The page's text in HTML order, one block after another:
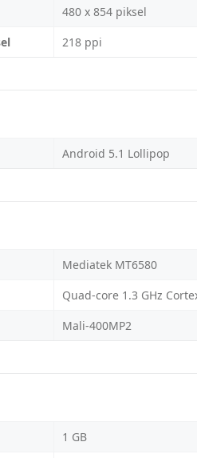
480 x 854 piksel
218 ppi
Android 5.1 Lollipop
Mediatek MT6580
Quad-core 1.3 GHz
Mali-400MP2
1 GB